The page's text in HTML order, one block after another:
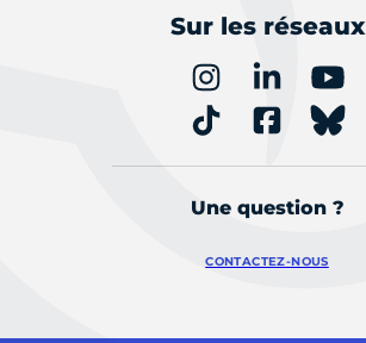
Sur les réseaux
Une question ?
CONTACTEZ-NOUS